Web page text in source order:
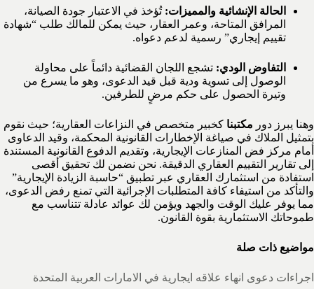
الحالة الإنشائية والمميزات: تُؤخذ في الاعتبار جودة الصيانة،
المرافق المتاحة، وعمر العقار، حيث يمكن للمالك طلب “شهادة
تقييم إيجاري” رسمية لدعم دعواه.
التفاوض الودي: تشجع اللجان القضائية دائماً على محاولة
الوصول إلى تسوية ودية قبل قيد الدعوى، وهو ما يسرع من
وتيرة الحصول على حكم مرضٍ للطرفين.
وهنا يبرز دور مكتبنا كخبير متخصص في النزاعات العقارية؛ حيث نقوم
بتمثيل الملاك في صياغة الإخطارات القانونية المحكمة، وقيد الدعاوى
أمام مركز فض المنازعات الإيجارية، وتقديم الدفوع القانونية المستندة
إلى تقارير التقييم العقاري الدقيقة. نحن نضمن لك تحقيق أقصى
استفادة من استثمارك العقاري عبر تطبيق “حاسبة الزيادة الإيجارية”
والتأكد من استيفاء كافة المتطلبات الإجرائية التي تمنع رفض الدعوى،
مما يوفر عليك الوقت والجهد ويؤمن لك عوائد عادلة تتناسب مع
طموحاتك الاستثمارية بقوة القانون.
مواضيع ذات صلة
اجراءات دعوى انهاء علاقه ايجارية في الامارات العربية المتحدة